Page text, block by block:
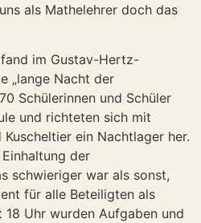
als Mathelehrer doch das
fand im Gustav-Hertz-
„lange Nacht der
Schülerinnen und Schüler
und richteten sich mit
ein Nachtlager her.
der
schwieriger war als sonst,
für alle Beteiligten als
Uhr wurden Aufgaben und